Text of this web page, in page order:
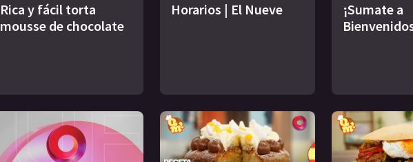
Rica y fácil torta
mousse de chocolate
Horarios | El Nueve
¡Sumate a